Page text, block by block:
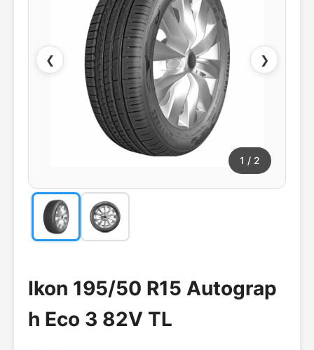
❮ ❯
1 / 2
Ikon 195/50 R15 Autograp
h Eco 3 82V TL